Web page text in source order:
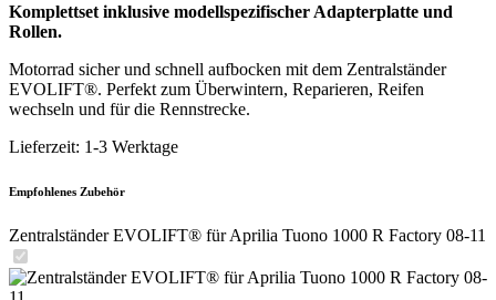
Komplettset inklusive modellspezifischer Adapterplatte und
Rollen.
Motorrad sicher und schnell aufbocken mit dem Zentralständer
EVOLIFT®. Perfekt zum Überwintern, Reparieren, Reifen
wechseln und für die Rennstrecke.
Lieferzeit: 1-3 Werktage
Empfohlenes Zubehör
Zentralständer EVOLIFT® für Aprilia Tuono 1000 R Factory 08-11